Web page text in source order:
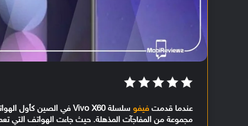
عندما قدمت فيفو سلسلة Vivo X60 في الصين كأول الهواتف التي تعمل بواجهة